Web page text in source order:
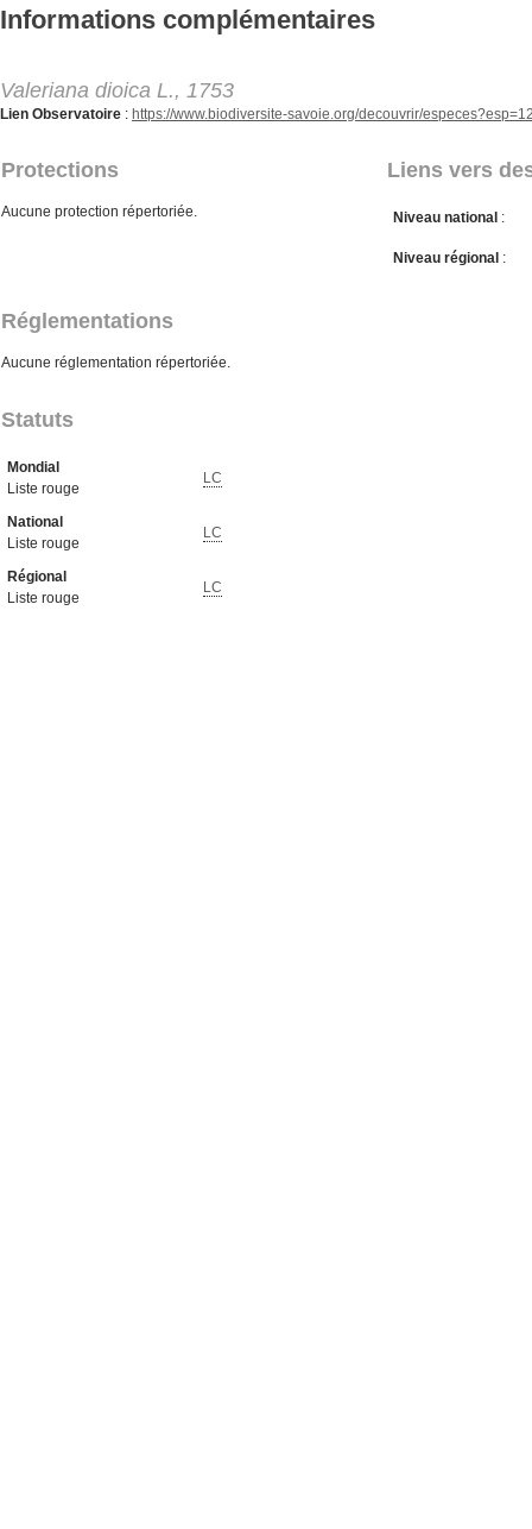
Aller au contenu principal
Informations complémentaires
Valeriana dioica L., 1753
Lien Observatoire : https://www.biodiversite-savoie.org/decouvrir/
Protections Liens vers
Aucune protection répertoriée. Niveau national :
Niveau régional :
Réglementations
Aucune réglementation répertoriée.
Statuts
Mondial
Liste rouge
LC
National
Liste rouge
LC
Régional
Liste rouge
LC